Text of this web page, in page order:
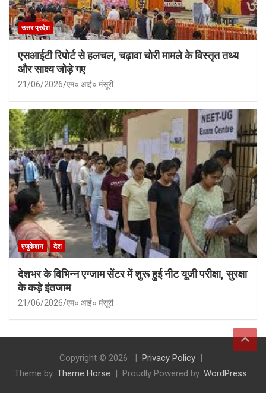
उत्तर प्रदेश
एसआईटी रिपोर्ट से हलचल, चढ़ावा चोरी मामले के विस्तृत तथ्य
और साक्ष्य जोड़े गए
21/06/2026 एम० आई० मंसूरी
एजुकेशन देश
देशभर के विभिन्न एग्जाम सेंटर में शुरू हुई नीट यूजी परीक्षा, सुरक्षा
के कड़े इंतजाम
21/06/2026 एम० आई० मंसूरी
Copyright © 2026
Privacy Policy
Theme by: Theme Horse Proudly Powered by: WordPress